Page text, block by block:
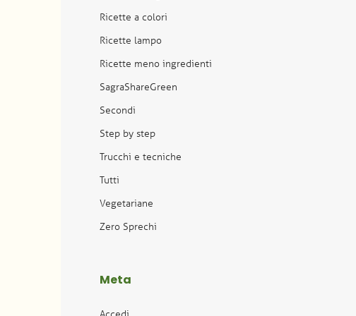
Ricette a colori
Ricette lampo
Ricette meno ingredienti
SagraShareGreen
Secondi
Step by step
Trucchi e tecniche
Tutti
Vegetariane
Zero Sprechi
Meta